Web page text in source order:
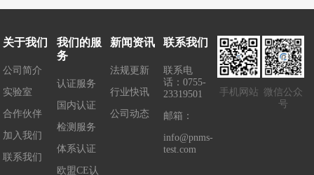
关于我们
公司简介
实验室
合作伙伴
加入我们
联系我们
我们的服
务
认证服务
国内认证
检测服务
体系认证
欧盟CE认
新闻资讯
法规更新
行业快讯
公司动态
联系我们
联系电
话：0755-
23319501
邮箱：
info@pnms-
test.com
手机网站 微信公众
号